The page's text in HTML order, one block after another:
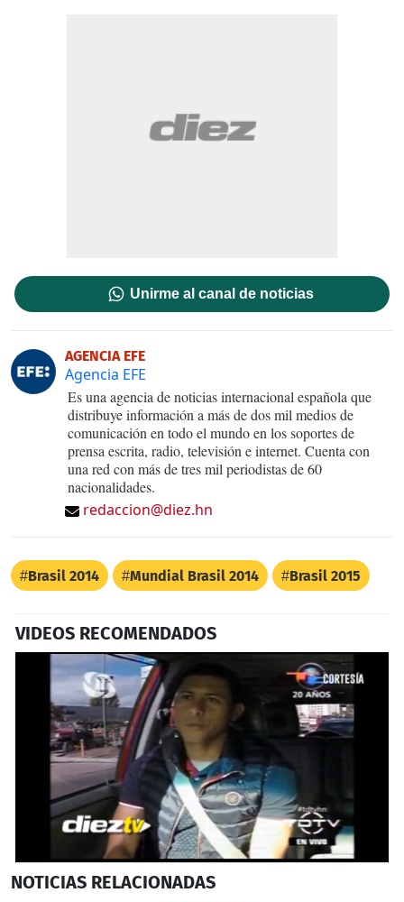
Unirme al canal de noticias
AGENCIA EFE
Agencia EFE
Es una agencia de noticias internacional española que
distribuye información a más de dos mil medios de
comunicación en todo el mundo en los soportes de
prensa escrita, radio, televisión e internet. Cuenta con
una red con más de tres mil periodistas de 60
nacionalidades.
redaccion@diez.hn
Brasil 2014 Mundial Brasil 2014 Brasil 2015
VIDEOS RECOMENDADOS
seconds
NOTICIAS RELACIONADAS